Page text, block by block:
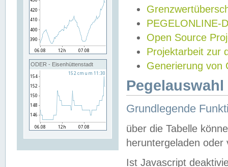
ODER - Eisenhüttenstadt
PEGELONLINE-
Open Source
Projektarbeit zur
Generierung von
Grundlegende
über die Tabelle
heruntergeladen oder
Ist Javascript